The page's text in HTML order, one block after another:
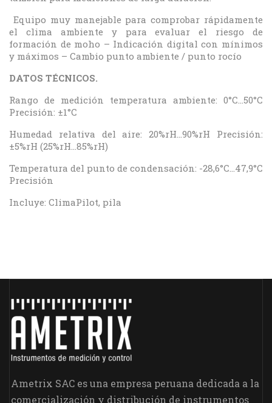
Equipo muy manejable para comprobar rápidamente
el clima ambiente y para evaluar el riesgo de
formación de moho – Indicación digital con mínimos
y máximos – Cambio punto ambiente / punto rocío
DATOS TÉCNICOS.
Rango de medición temperatura ambiente: 0°C...50°C
Precisión: ±1°C
Humedad relativa del aire: 20%rH...90%rH Precisión:
±5%rH (25%rH...85%rH)
Temperatura del punto de condensación: -28,6°C...47,9°C
Precisión
Incluye: ClimaPilot, pila
Ametrix SAC es una empresa peruana dedicada a la
comercialización y distribución de instrumentos